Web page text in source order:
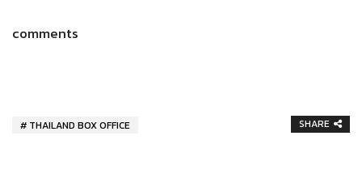
comments
THAILAND BOX OFFICE SHARE